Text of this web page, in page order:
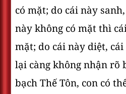
có mặt; do cái này
này không có mặt thì
mặt; do cái này diệt,
lại càng không nhận rõ
bạch Thế Tôn, con có